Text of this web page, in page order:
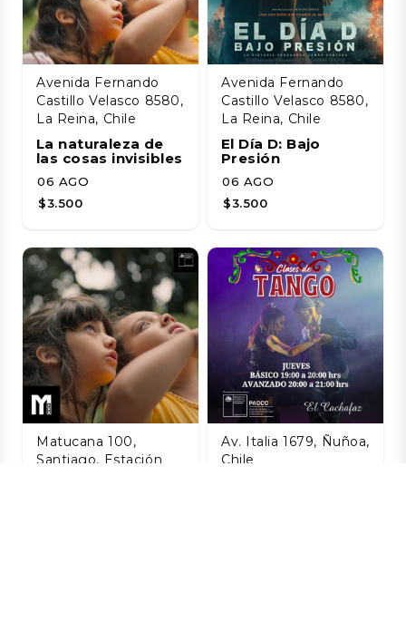
Avenida Fernando
Castillo Velasco 8580,
La Reina, Chile
La naturaleza de
las cosas invisibles
06 AGO
$3.500
Avenida Fernando
Castillo Velasco 8580,
La Reina, Chile
El Día D: Bajo
Presión
06 AGO
$3.500
Matucana 100,
Santiago, Estación
Av. Italia 1679, Ñuñoa,
Chile